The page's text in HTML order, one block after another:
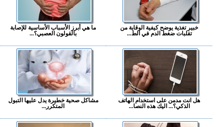
خبير تغذية يوضح كيفية الوقاية من
تقلبات ضغط الدم في الط...
ما هي أبرز الأسباب الأساسية للإصابة
بالقولون العصبي؟...
هل انت مدمن على استخدام الهاتف
الذكي؟... اليك هذه النصا...
مشاكل صحية خطيرة يدل عليها التبول
المتكرر...